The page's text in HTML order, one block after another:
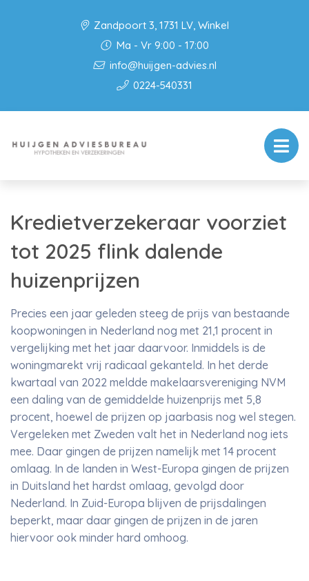
Zandpoort 3, 1731 LV, Winkel
Ma - Vr 9:00 - 17:00
info@huijgen-advies.nl
0224-540331
Kredietverzekeraar voorziet
tot 2025 flink dalende
huizenprijzen
Precies een jaar geleden steeg de prijs van bestaande
koopwoningen in Nederland nog met 21,1 procent in
vergelijking met het jaar daarvoor. Inmiddels is de
woningmarekt vrij radicaal gekanteld. In het derde
kwartaal van 2022 meldde makelaarsvereniging NVM
een daling van de gemiddelde huizenprijs met 5,8
procent, hoewel de prijzen op jaarbasis nog wel stegen.
Vergeleken met Zweden valt het in Nederland nog iets
mee. Daar gingen de prijzen namelijk met 14 procent
omlaag. In de landen in West-Europa gingen de prijzen
in Duitsland het hardst omlaag, gevolgd door
Nederland. In Zuid-Europa blijven de prijsdalingen
beperkt, maar daar gingen de prijzen in de jaren
hiervoor ook minder hard omhoog.